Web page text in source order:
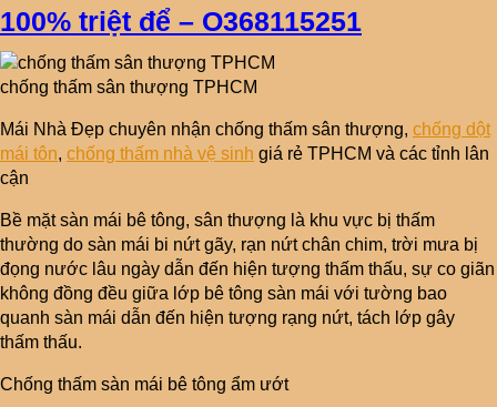
100% triệt để – O368115251
chống thấm sân thượng TPHCM
Mái Nhà Đẹp chuyên nhận chống thấm sân thượng, chống dột
mái tôn, chống thấm nhà vệ sinh giá rẻ TPHCM và các tỉnh lân
cận
Bề mặt sàn mái bê tông, sân thượng là khu vực bị thấm
thường do sàn mái bi nứt gãy, rạn nứt chân chim, trời mưa bị
đọng nước lâu ngày dẫn đến hiện tượng thấm thấu, sự co giãn
không đồng đều giữa lớp bê tông sàn mái với tường bao
quanh sàn mái dẫn đến hiện tượng rạng nứt, tách lớp gây
thấm thấu.
Chống thấm sàn mái bê tông ẩm ướt